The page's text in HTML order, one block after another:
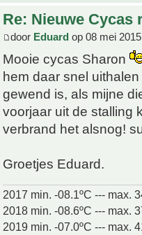
Re: Nieuwe Cycas
door Eduard op 08 mei
Mooie cycas Sharon
hem daar snel
gewend is, als mijne
voorjaar uit de stalling
verbrand het alsnog!
Groetjes Eduard.
2017 min. -08.1ºC --- max.
2018 min. -08.6ºC --- max.
2019 min. -07.0ºC --- max.